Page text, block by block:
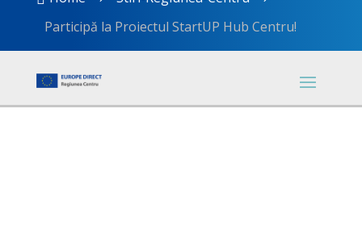
Participă la Proiectul StartUP Hub Centru!